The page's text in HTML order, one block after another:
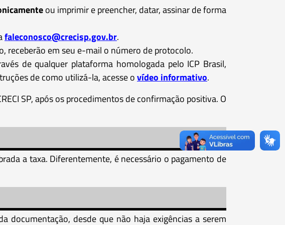
ou imprimir e preencher, datar, assinar de forma
faleconosco@crecisp.gov.br.
receberão em seu e-mail o número de protocolo.
de qualquer plataforma homologada pelo ICP Brasil,
de como utilizá-la, acesse ovídeo informativo.
SP, após os procedimentos de confirmação positiva. O
a taxa. Diferentemente, é necessário o pagamento de
documentação, desde que não haja exigências a serem